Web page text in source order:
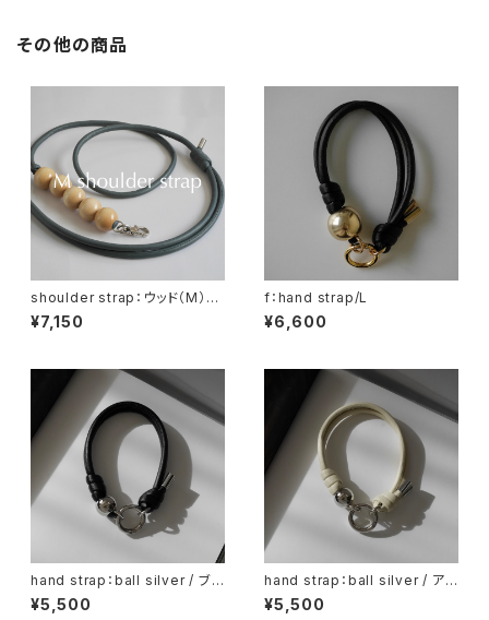
その他の商品
shoulder strap：ウッド（M）×
5 ナチュラル / グレー
¥7,150
f：hand strap/L
¥6,600
hand strap：ball silver / ブラ
ック
¥5,500
hand strap：ball silver / アイ
ボリー
¥5,500